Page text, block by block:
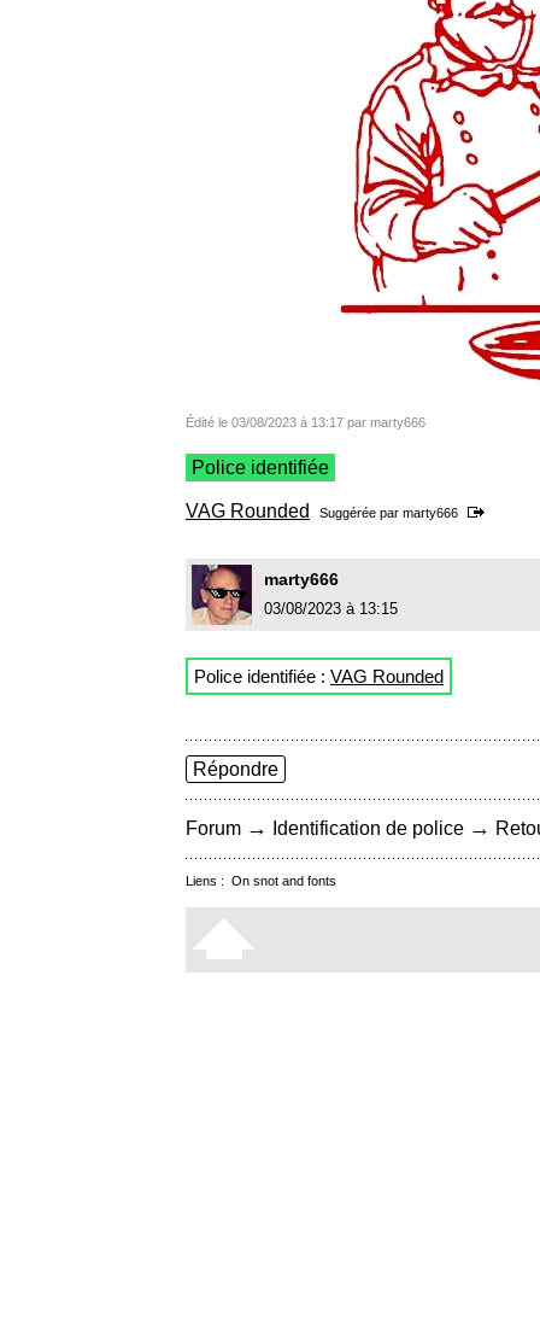
Édité le 03/08/2023 à 13:17 par marty666
Police identifiée
VAG Rounded Suggérée par marty666
marty666
03/08/2023 à 13:15
Police identifiée : VAG Rounded
Répondre
Forum → Identification de police →
Liens : On snot and fonts